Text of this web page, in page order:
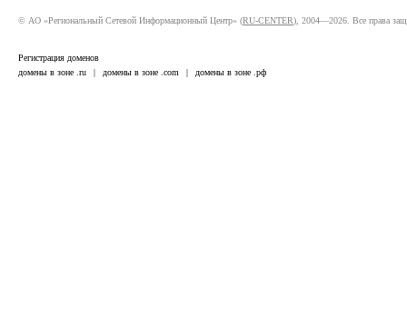
© АО «Региональный Сетевой Информационный Центр» (RU-CENTER), 2004—2026. Все права
Регистрация доменов
домены в зоне .ru
| домены в зоне .com | домены в зоне .рф